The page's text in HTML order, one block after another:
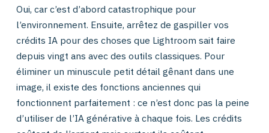
Oui, car c’est d’abord catastrophique pour
l’environnement. Ensuite, arrêtez de gaspiller vos
crédits IA pour des choses que Lightroom sait faire
depuis vingt ans avec des outils classiques. Pour
éliminer un minuscule petit détail gênant dans une
image, il existe des fonctions anciennes qui
fonctionnent parfaitement : ce n’est donc pas la peine
d’utiliser de l’IA générative à chaque fois. Les crédits